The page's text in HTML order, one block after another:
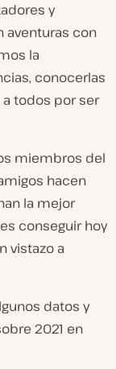
y
aventuras con
la
conocerlas
a todos por ser
miembros del
hacen
la mejor
conseguir hoy
vistazo a
datos y
2021 en